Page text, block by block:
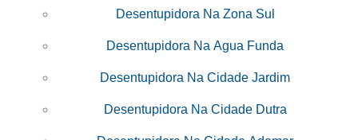
Desentupidora Na Zona Sul
Desentupidora Na Agua Funda
Desentupidora Na Cidade Jardim
Desentupidora Na Cidade Dutra